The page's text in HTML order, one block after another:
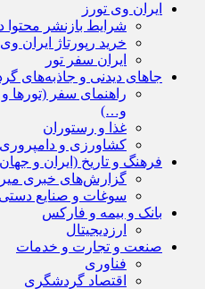
ایران وی تورز
شرایط بازنشر محتوا
خرید رپورتاژ ایران وی
ایران سفر تور
جاهای دیدنی و جاذبه‌های
راهنمای سفر (تورها
و…)
غذا و رستوران
کشاورزی و دامپروری
فرهنگ و تاریخ (ایران و
گزارش‌های خبری
سوغات و صنایع دستی
بانک و بیمه و فارکس
ارزدیجیتال
صنعت و تجارت و خدمات
فناوری
اقتصاد گردشگری